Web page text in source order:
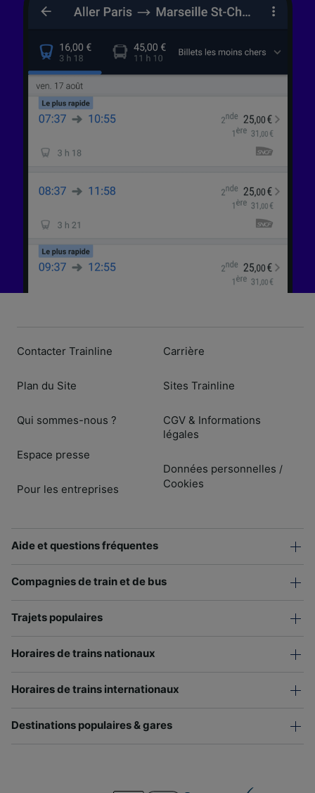
Contacter Trainline
Plan du Site
Qui sommes-nous ?
Espace presse
Pour les entreprises
Carrière
Sites Trainline
CGV & Informations
légales
Données personnelles /
Cookies
Aide et questions fréquentes
Compagnies de train et de bus
Trajets populaires
Horaires de trains nationaux
Horaires de trains internationaux
Destinations populaires & gares
contenu personnalisés, mesure de
services.
Liste de nos partenaires (fournisseurs)